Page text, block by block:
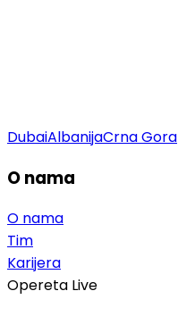
DubaiAlbanijaCrna Gora
O nama
O nama
Tim
Karijera
Opereta Live